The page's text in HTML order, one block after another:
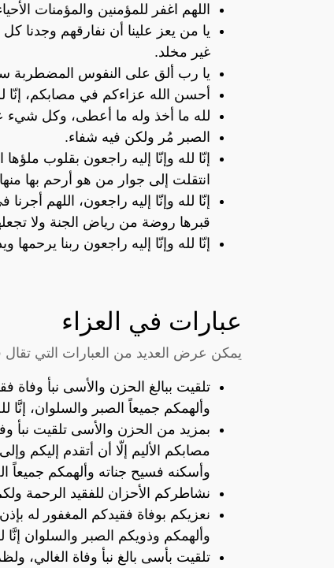
اللهم اغفر للمؤمنين والمؤمنات
يا من يعز علينا أن نفارقهم وجدنا
غير مخلد.
يا رب ألق على النفوس المضطربة
أحسن الله عزاءكم في مصابكم، إنّا
لله ما أخذ وله ما أعطى، وكل
الصبر مُر ولكن فيه شفاء.
إنّا لله وإنّا إليه راجعون بقلوب
انتقلت إلى جوار من هو أرحم بها
إنّا لله وإنّا إليه راجعون، اللهم
قبرها روضة من رياض الجنة ولا
إنّا لله وإنّا إليه راجعون ربنا يرحمها
عبارات في العزاء
يمكن عرض العديد من العبارات التي تقال
تلقيت ببالغ الحزن والأسى نبأ وفاة
وألهمكم جميعاً الصبر والسلوان، إنَّا
بمزيد من الحزن والأسى تلقيت نبأ
مصابكم الأليم إلّا أن أتقدم إليكم
وأسكنه فسيح جناته وألهمكم جميعاً
نشاطركم الأحزان للفقيد الرحمة
نعزيكم بوفاة فقيدكم المغفور له
وألهمكم وذويكم الصبر والسلوان إنَّا
تلقيت بأسى بالغ نبأ وفاة الغالي،